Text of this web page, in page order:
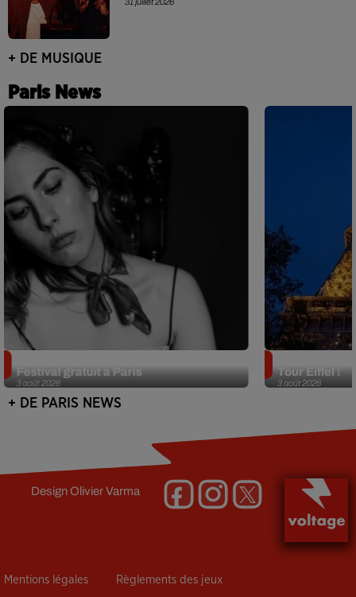
+ DE MUSIQUE
Paris News
3 août 2026
Festival gratuit à Paris
3 août 2026
Tour Eiffel !
+ DE PARIS NEWS
DesignOlivier Varma
Mentions légales Règlements des jeux